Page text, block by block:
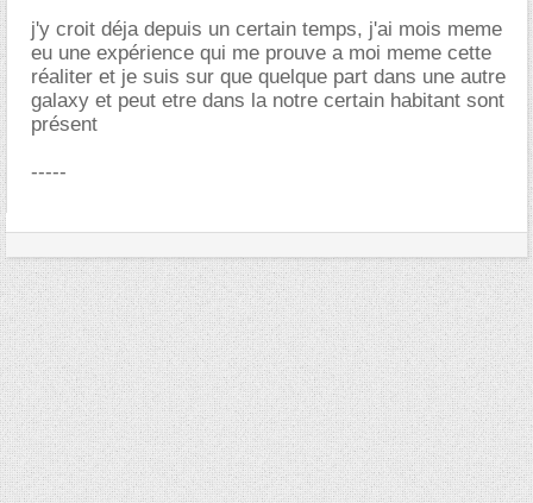
j'y croit déja depuis un certain temps, j'ai mois meme
eu une expérience qui me prouve a moi meme cette
réaliter et je suis sur que quelque part dans une autre
galaxy et peut etre dans la notre certain habitant sont
présent
-----